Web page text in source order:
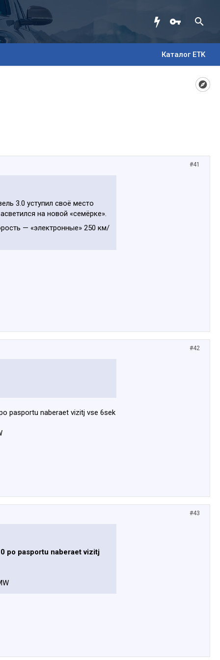
Каталог ETK
#41
3.0 уступил своё место
на новой «семёрке».
— «электронные» 250 км/
#42
pasportu naberaet vizitj vse 6sek
#43
po pasportu naberaet vizitj